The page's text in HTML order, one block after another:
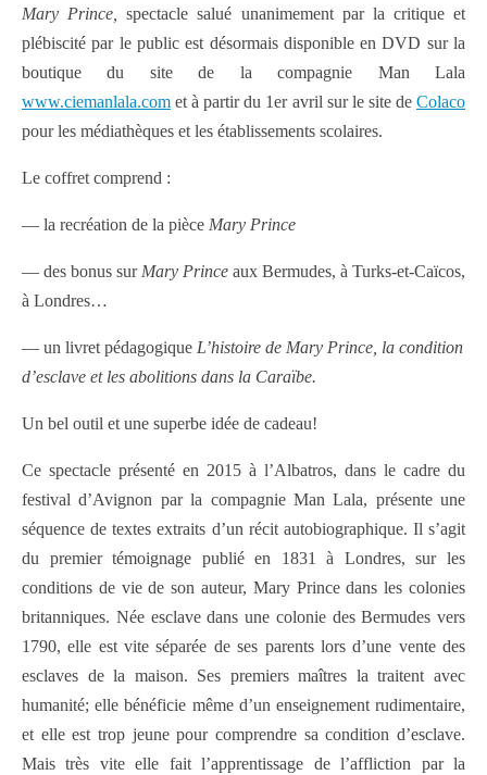
Mary Prince, spectacle salué unanimement par la critique et
plébiscité par le public est désormais disponible en DVD sur la
boutique du site de la compagnie Man Lala
www.ciemanlala.com et à partir du 1er avril sur le site de Colaco
pour les médiathèques et les établissements scolaires.
Le coffret comprend :
— la recréation de la pièce Mary Prince
— des bonus surMary Prince aux Bermudes, à Turks-et-Caïcos,
à Londres…
— un livret pédagogique L’histoire de Mary Prince, la condition
d’esclave et les abolitions dans la Caraïbe.
Un bel outil et une superbe idée de cadeau!
Ce spectacle présenté en 2015 à l’Albatros, dans le cadre du
festival d’Avignon par la compagnie Man Lala, présente une
séquence de textes extraits d’un récit autobiographique. Il s’agit
du premier témoignage publié en 1831 à Londres, sur les
conditions de vie de son auteur, Mary Prince dans les colonies
britanniques. Née esclave dans une colonie des Bermudes vers
1790, elle est vite séparée de ses parents lors d’une vente des
esclaves de la maison. Ses premiers maîtres la traitent avec
humanité; elle bénéficie même d’un enseignement rudimentaire,
et elle est trop jeune pour comprendre sa condition d’esclave.
Mais très vite elle fait l’apprentissage de l’affliction par la